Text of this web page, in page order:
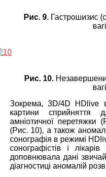
Рис. 9. Гастрошизис
Рис. 10.
Зокрема, 3D/4D HDlive
картини сприйняття
амніотичної перетяжки
(Рис. 10), а також
сонографія в режимі
сонографістів і
доповнювала дані
діагностиці аномалій